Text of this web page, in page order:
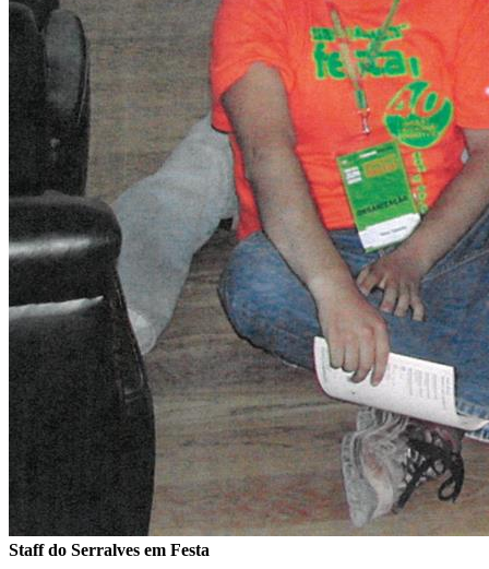
Staff do Serralves em Festa